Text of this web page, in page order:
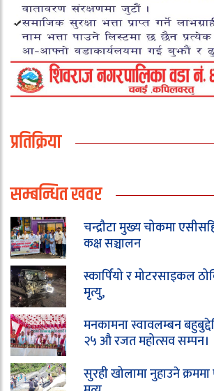
प्रतिक्रिया
सम्बन्धित खवर
चन्द्रौटा मुख्य चोकमा
कक्ष सञ्चालन
स्कार्पियो र मोटरसाइकल
मृत्यु,
मनकामना स्वावलम्बन
२५ औ रजत महोत्सव सम्पन।
सुरही खोलामा नुहाउने